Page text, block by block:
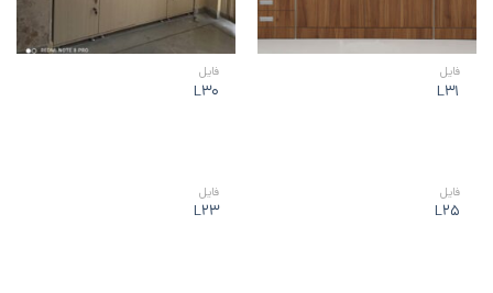
فايل
L31
فايل
L30
فايل
L25
فايل
L23